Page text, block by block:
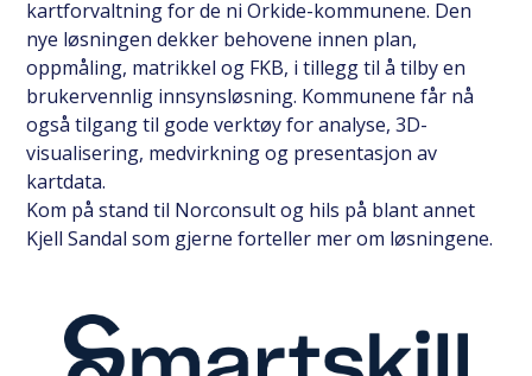
kartforvaltning for de ni Orkide-kommunene. Den
nye løsningen dekker behovene innen plan,
oppmåling, matrikkel og FKB, i tillegg til å tilby en
brukervennlig innsynsløsning. Kommunene får nå
også tilgang til gode verktøy for analyse, 3D-
visualisering, medvirkning og presentasjon av
kartdata.
Kom på stand til Norconsult og hils på blant annet
Kjell Sandal som gjerne forteller mer om løsningene.